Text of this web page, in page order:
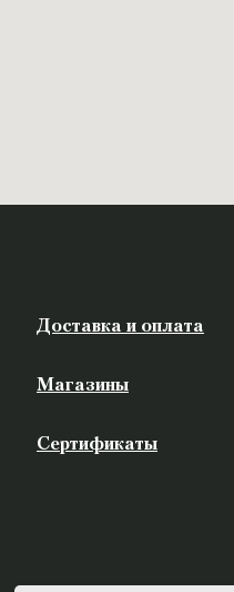
Доставка и оплата
Магазины
Сертификаты